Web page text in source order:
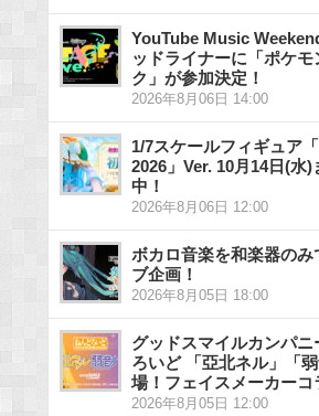
YouTube Music
ッドライナーに「ポケモ
ク」が参加決定！
2026年8月06日 14:00
1/7スケールフィギュア
2026」Ver. 10月14日(水
中！
2026年8月06日 12:00
ボカロ音楽を和楽器のみ
ブ企画！
2026年8月05日 18:00
グッドスマイルカンパ
ろいど 「亞北ネル」「
場！フェイスメーカーコ
2026年8月05日 12:00